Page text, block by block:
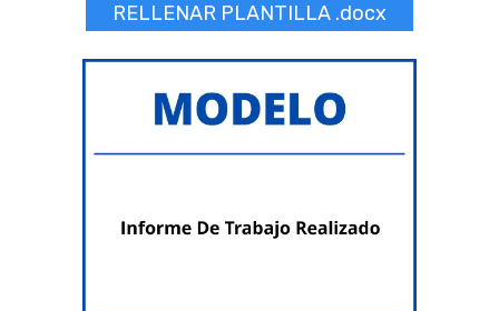
RELLENAR PLANTILLA .docx